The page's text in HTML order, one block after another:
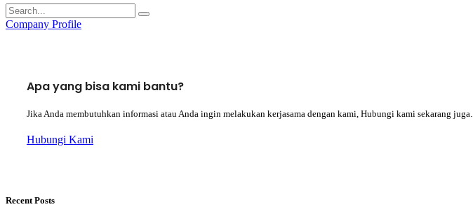
Company Profile
Apa yang bisa kami bantu?
Jika Anda membutuhkan informasi atau Anda ingin melakukan kerjasama dengan kami, Hubungi kami sekarang juga.
Hubungi Kami
Recent Posts